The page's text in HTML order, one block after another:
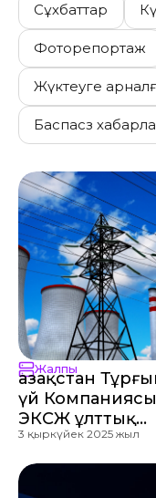
Сұхбаттар
Фоторепортаж
Жүктеуге
Баспасөз
Жалпы
Қазақстан
үй Компаниясы
ЭКСЖ ұлттық
жобасының
нысандарын
қайта жаңартуға
3 қыркүйек 2025 жыл